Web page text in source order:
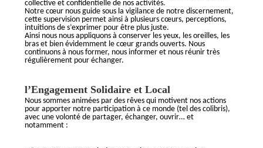
collective et confidentielle de nos activités.
Notre cœur nous guide sous la vigilance de notre discernement,
cette supervision permet ainsi à plusieurs cœurs, perceptions,
intuitions de s’exprimer pour être plus juste.
Ainsi nous nous appliquons à conserver les yeux, les oreilles, les
bras et bien évidemment le cœur grands ouverts. Nous
continuons à nous former, nous informer et nous réunir très
régulièrement pour échanger.
l’Engagement Solidaire et Local
Nous sommes animées par des rêves qui motivent nos actions
pour apporter notre participation à ce monde (tel des colibris),
avec une volonté de partager, échanger, ouvrir… et
notamment :